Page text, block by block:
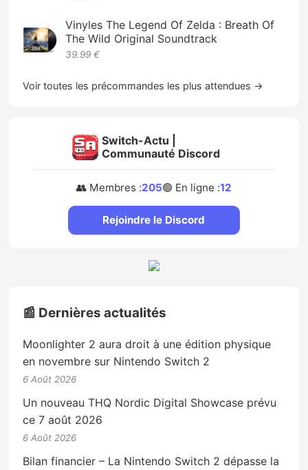
Vinyles The Legend Of Zelda : Breath Of
The Wild Original Soundtrack
39.99 €
Voir toutes les précommandes les plus attendues →
Switch-Actu |
Communauté Discord
👥 Membres :205🟢 En ligne :12
Rejoindre le Discord
📰 Dernières actualités
Moonlighter 2 aura droit à une édition physique
en novembre sur Nintendo Switch 2
6 Août 2026
Un nouveau THQ Nordic Digital Showcase prévu
ce 7 août 2026
6 Août 2026
Bilan financier – La Nintendo Switch 2 dépasse la